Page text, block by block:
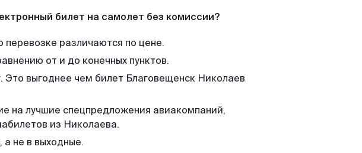
билет на самолет без комиссии?
перевозке различаются по цене.
от и до конечных пунктов.
Это выгоднее чем билет Благовещенск Николаев
на лучшие спецпредложения авиакомпаний,
из Николаева.
а не в выходные.